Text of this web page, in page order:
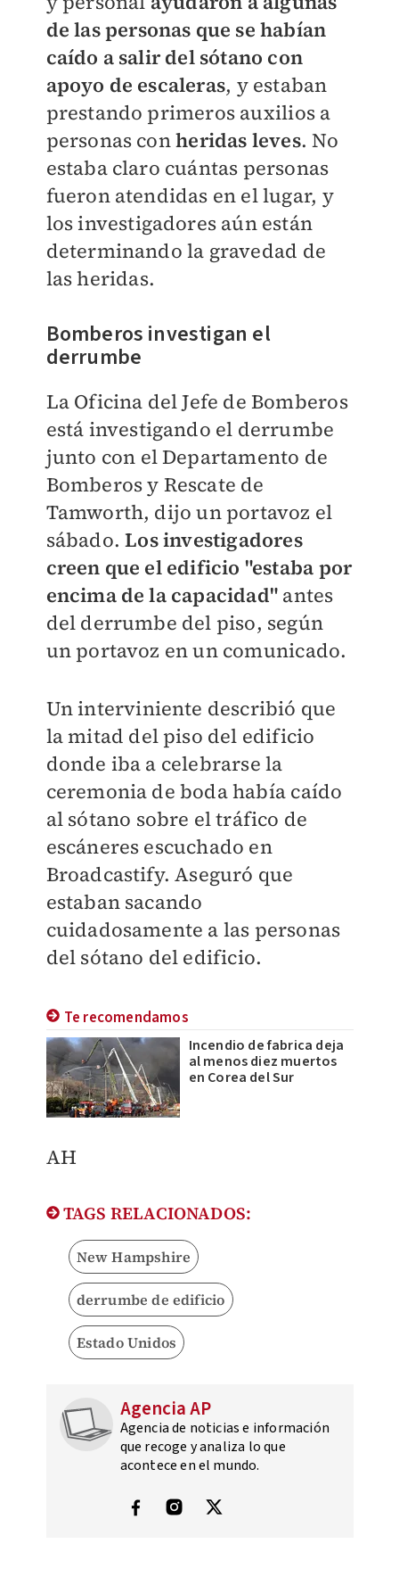
de las personas que se habían
caído a salir del sótano con
apoyo de escaleras, y estaban
prestando primeros auxilios a
personas conheridas leves. No
estaba claro cuántas personas
fueron atendidas en el lugar, y
los investigadores aún están
determinando la gravedad de
las heridas.
Bomberos investigan el
derrumbe
La Oficina del Jefe de Bomberos
está investigando el derrumbe
junto con el Departamento de
Bomberos y Rescate de
Tamworth, dijo un portavoz el
sábado.Los investigadores
creen que el edificio "estaba por
encima de la capacidad" antes
del derrumbe del piso, según
un portavoz en un comunicado.
Un interviniente describió que
la mitad del piso del edificio
donde iba a celebrarse la
ceremonia de boda había caído
al sótano sobre el tráfico de
escáneres escuchado en
Broadcastify. Aseguró que
estaban sacando
cuidadosamente a las personas
del sótano del edificio.
Te recomendamos
Incendio de fabrica deja
al menos diez muertos
en Corea del Sur
AH
TAGS RELACIONADOS:
New Hampshire
derrumbe de edificio
Estado Unidos
Agencia AP
Agencia de noticias e información
que recoge y analiza lo que
acontece en el mundo.